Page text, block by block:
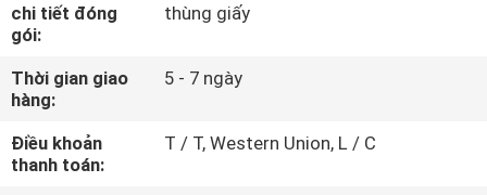
THAM
QUAN
NHÀ
MÁY
chi tiết đóng
gói:
thùng giấy
Thời gian giao
hàng:
5 - 7 ngày
Điều khoản
thanh toán:
T / T, Western Union, L / C